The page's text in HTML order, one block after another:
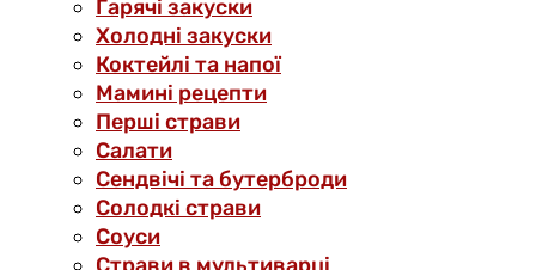
Гарячі закуски
Холодні закуски
Коктейлі та напої
Мамині рецепти
Перші страви
Салати
Сендвічі та бутерброди
Солодкі страви
Соуси